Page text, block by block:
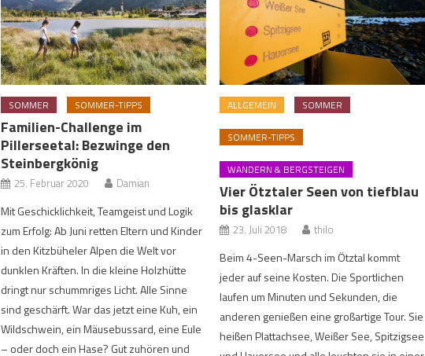
SOMMER SOMMER-TIPPS
Familien-Challenge im
Pillerseetal: Bezwinge den
Steinbergkönig
25. Februar 2020 Damian
Mit Geschicklichkeit, Teamgeist und Logik
zum Erfolg: Ab Juni retten Eltern und Kinder
in den Kitzbüheler Alpen die Welt vor
dunklen Kräften. In die kleine Holzhütte
dringt nur schummriges Licht. Alle Sinne
sind geschärft. War das jetzt eine Kuh, ein
Wildschwein, ein Mäusebussard, eine Eule
– oder doch ein Hase? Gut zuhören und
ALLGEMEIN SOMMER
SOMMER-TIPPS
WANDERN & BERGSTEIGEN
Vier Ötztaler Seen von tiefblau
bis glasklar
23. Juli 2018 thilo
Beim 4-Seen-Marsch im Ötztal kommt
jeder auf seine Kosten. Die Sportlichen
laufen um Minuten und Sekunden, die
anderen genießen eine großartige Tour. Sie
heißen Plattachsee, Weißer See, Spitzigsee